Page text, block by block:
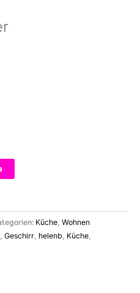
Küche, Wohnen
, Geschirr, helenb, Küche,